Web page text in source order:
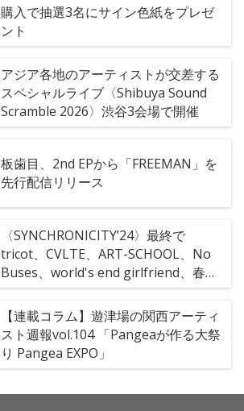
購入で抽選3名にサイン色紙をプレゼ
ント
アジア各地のアーティストが交差する
スペシャルライブ〈Shibuya Sound
Scramble 2026〉渋谷3会場で開催
板歯目、2nd EPから「FREEMAN」を
先行配信リリース
〈SYNCHRONICITY’24〉最終で
tricot、CVLTE、ART-SCHOOL、No
Buses、world's end girlfriend、春ね
むり、パジャマで海なんかいかない、
She Her Her Hersら26組
【連載コラム】遊津場の関西アーティ
スト週報vol.104 「Pangeaが作る大祭
り Pangea EXPO」